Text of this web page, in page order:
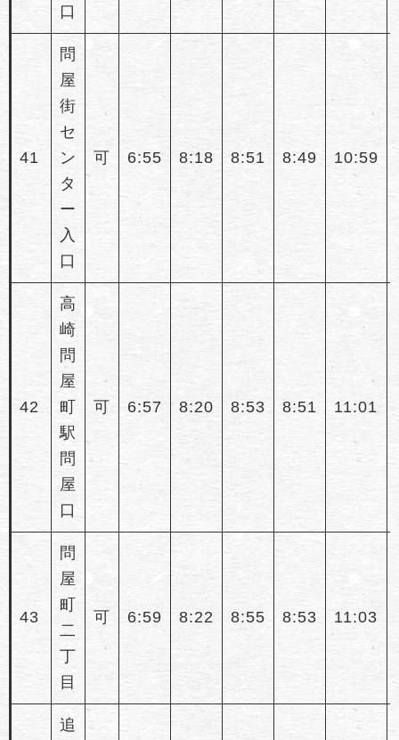
口
41
問
屋
街
セ
ン
タ
ー
入
口
可 6:55 8:18 8:51 8:49 10:59
42
高
崎
問
屋
町
駅
問
屋
口
可 6:57 8:20 8:53 8:51 11:01
43
問
屋
町
二
丁
目
可 6:59 8:22 8:55 8:53 11:03
追